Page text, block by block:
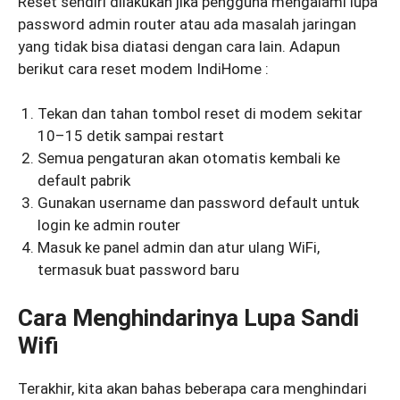
password admin router atau ada masalah jaringan
yang tidak bisa diatasi dengan cara lain. Adapun
berikut cara reset modem IndiHome :
Tekan dan tahan tombol reset di modem sekitar
10–15 detik sampai restart
Semua pengaturan akan otomatis kembali ke
default pabrik
Gunakan username dan password default untuk
login ke admin router
Masuk ke panel admin dan atur ulang WiFi,
termasuk buat password baru
Cara Menghindarinya Lupa Sandi
Wifi
Terakhir, kita akan bahas beberapa cara menghindari